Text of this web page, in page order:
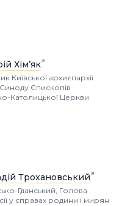
Хім’як
Київської архиєпархії
Єпископів
Католицької Церкви
Трохановський
Ґданський, Голова
у справах родини і мирян